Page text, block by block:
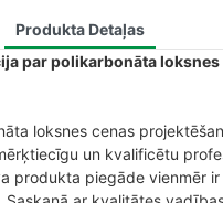
Produkta Detaļas
par polikarbonāta loksnes
loksnes cenas
un kvalificētu
produkta piegāde vienmēr ir